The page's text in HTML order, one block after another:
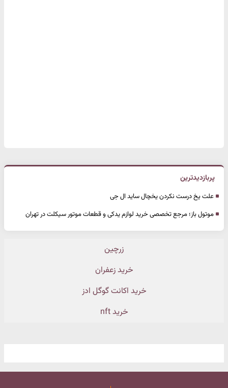
پربازدیدترین
علت یخ درست نکردن یخچال ساید ال جی
موتول باز؛ مرجع تخصصی خرید لوازم یدکی و قطعات موتور سیکلت در تهران
زرچین
خرید زعفران
خرید اکانت گوگل ادز
خرید nft